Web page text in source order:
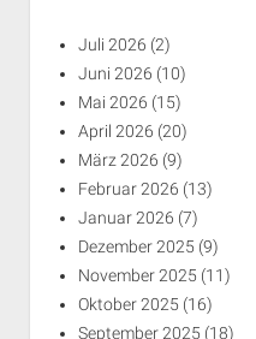
Juli 2026 (2)
Juni 2026 (10)
Mai 2026 (15)
April 2026 (20)
März 2026 (9)
Februar 2026 (13)
Januar 2026 (7)
Dezember 2025 (9)
November 2025 (11)
Oktober 2025 (16)
September 2025 (18)